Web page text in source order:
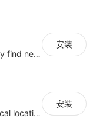
Help your customers quickly find nearby store locations with an interactive map
安装
Guide visitors to your physical locations with customizable Google map buttons
安装